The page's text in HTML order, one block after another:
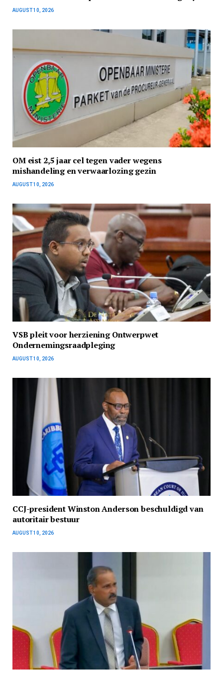
AUGUST 10, 2026
OM eist 2,5 jaar cel tegen vader wegens
mishandeling en verwaarlozing gezin
AUGUST 10, 2026
VSB pleit voor herziening Ontwerpwet
Ondernemingsraadpleging
AUGUST 10, 2026
CCJ-president Winston Anderson beschuldigd van
autoritair bestuur
AUGUST 10, 2026